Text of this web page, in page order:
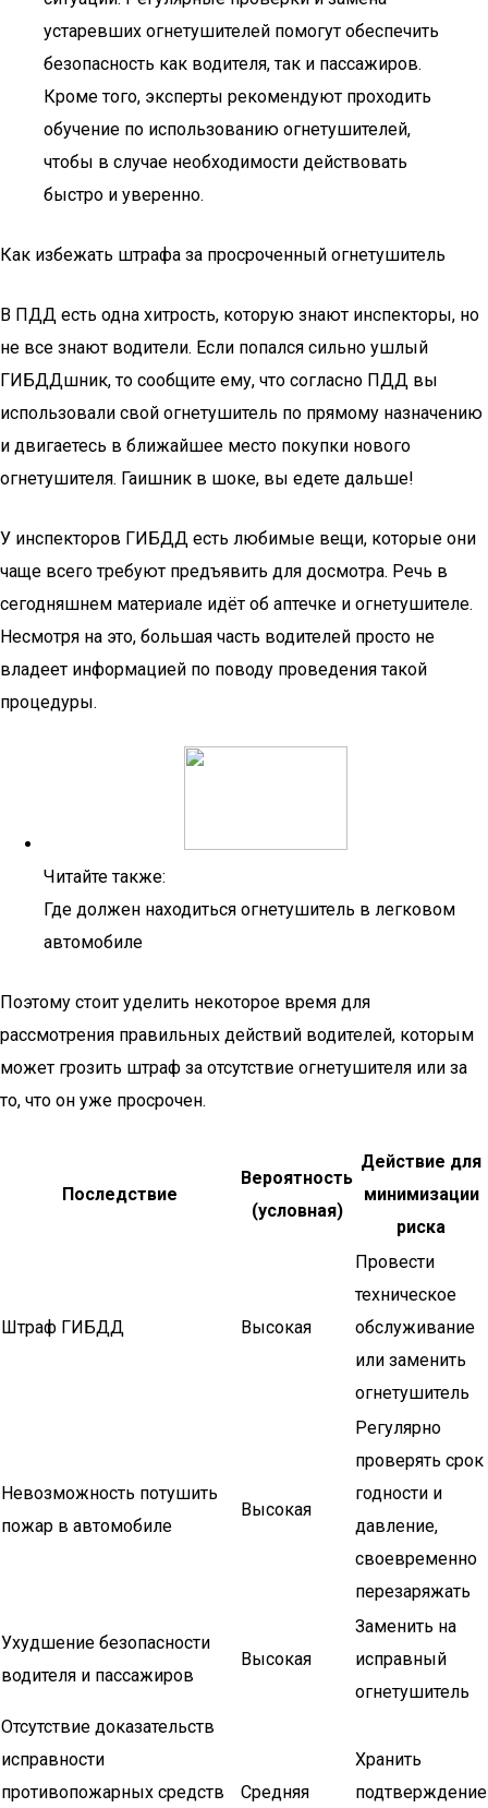
устаревших огнетушителей помогут обеспечить
безопасность как водителя, так и пассажиров.
Кроме того, эксперты рекомендуют проходить
обучение по использованию огнетушителей,
чтобы в случае необходимости действовать
быстро и уверенно.
Как избежать штрафа за просроченный огнетушитель
В ПДД есть одна хитрость, которую знают инспекторы, но
не все знают водители. Если попался сильно ушлый
ГИБДДшник, то сообщите ему, что согласно ПДД вы
использовали свой огнетушитель по прямому назначению
и двигаетесь в ближайшее место покупки нового
огнетушителя. Гаишник в шоке, вы едете дальше!
У инспекторов ГИБДД есть любимые вещи, которые они
чаще всего требуют предъявить для досмотра. Речь в
сегодняшнем материале идёт об аптечке и огнетушителе.
Несмотря на это, большая часть водителей просто не
владеет информацией по поводу проведения такой
процедуры.
Читайте также:
Где должен находиться огнетушитель в легковом
автомобиле
Поэтому стоит уделить некоторое время для
рассмотрения правильных действий водителей, которым
может грозить штраф за отсутствие огнетушителя или за
то, что он уже просрочен.
Последствие
Вероятность
(условная)
Действие для
минимизации
риска
Штраф ГИБДД Высокая
Провести
техническое
обслуживание
или заменить
огнетушитель
Невозможность потушить
пожар в автомобиле
Высокая
Регулярно
проверять срок
годности и
давление,
своевременно
перезаряжать
Ухудшение безопасности
водителя и пассажиров
Высокая
Заменить на
исправный
огнетушитель
Отсутствие доказательств
исправности
противопожарных средств
Средняя
Хранить
подтверждение